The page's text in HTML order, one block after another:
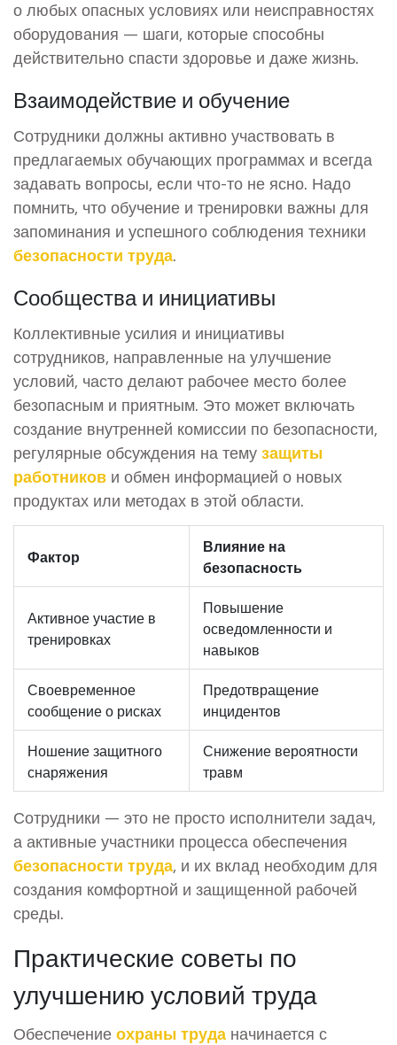
о любых опасных условиях или неисправностях
оборудования — шаги, которые способны
действительно спасти здоровье и даже жизнь.
Взаимодействие и обучение
Сотрудники должны активно участвовать в
предлагаемых обучающих программах и всегда
задавать вопросы, если что-то не ясно. Надо
помнить, что обучение и тренировки важны для
запоминания и успешного соблюдения техники
безопасности труда.
Сообщества и инициативы
Коллективные усилия и инициативы
сотрудников, направленные на улучшение
условий, часто делают рабочее место более
безопасным и приятным. Это может включать
создание внутренней комиссии по безопасности,
регулярные обсуждения на тему защиты
работников и обмен информацией о новых
продуктах или методах в этой области.
Фактор
Влияние на
безопасность
Активное участие в
тренировках
Повышение
осведомленности и
навыков
Своевременное
сообщение о рисках
Предотвращение
инцидентов
Ношение защитного
снаряжения
Снижение вероятности
травм
Сотрудники — это не просто исполнители задач,
а активные участники процесса обеспечения
безопасности труда, и их вклад необходим для
создания комфортной и защищенной рабочей
среды.
Практические советы по
улучшению условий труда
Обеспечение охраны труда начинается с